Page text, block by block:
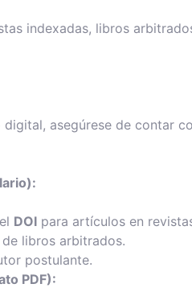
indexadas, libros
asegúrese de contar
DOI para artículos en
libros arbitrados.
postulante.
PDF):